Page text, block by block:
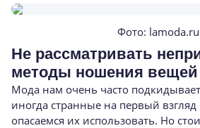
Фото: lamoda.ru
Не рассматривать
методы ношения вещей
Мода нам очень часто
иногда странные на первый
опасаемся их использовать. Но